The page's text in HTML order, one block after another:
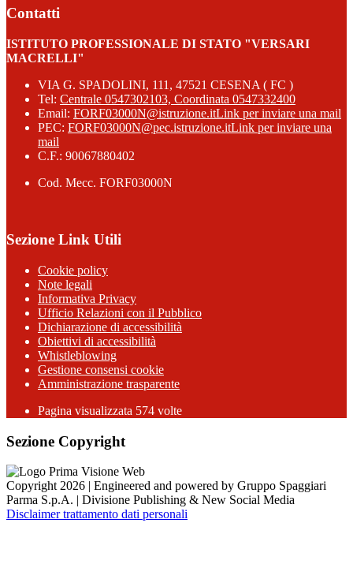
Contatti
ISTITUTO PROFESSIONALE DI STATO "VERSARI
MACRELLI"
VIA G. SPADOLINI, 111, 47521 CESENA ( FC )
Tel: Centrale 0547302103, Coordinata 0547332400
Email: FORF03000N@istruzione.itLink per inviare una mail
PEC: FORF03000N@pec.istruzione.itLink per inviare una
mail
C.F.: 90067880402
Cod. Mecc. FORF03000N
Sezione Link Utili
Cookie policy
Note legali
Informativa Privacy
Ufficio Relazioni con il Pubblico
Dichiarazione di accessibilità
Obiettivi di accessibilità
Whistleblowing
Gestione consensi cookie
Amministrazione trasparente
Pagina visualizzata 574 volte
Sezione Copyright
Copyright 2026 | Engineered and powered by Gruppo Spaggiari
Parma S.p.A. | Divisione Publishing & New Social Media
Disclaimer trattamento dati personali